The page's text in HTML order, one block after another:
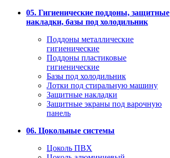
05. Гигиенические поддоны, защитные
накладки, базы под холодильник
Поддоны металлические
гигиенические
Поддоны пластиковые
гигиенические
Базы под холодильник
Лотки под стиральную машину
Защитные накладки
Защитные экраны под варочную
панель
06. Цокольные системы
Цоколь ПВХ